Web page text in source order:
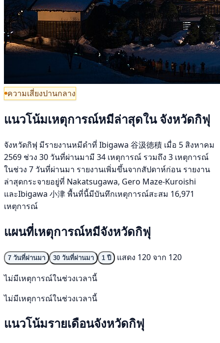
ความเสี่ยงปานกลาง
แนวโน้มเหตุการณ์หมีล่าสุดใน จังหวัดกิฟุ
จังหวัดกิฟุ มีรายงานหมีดำที่ Ibigawa 谷汲徳積 เมื่อ 5 สิงหาคม
2569 ช่วง 30 วันที่ผ่านมามี 34 เหตุการณ์ รวมถึง 3 เหตุการณ์
ในช่วง 7 วันที่ผ่านมา รายงานเพิ่มขึ้นจากสัปดาห์ก่อน รายงาน
ล่าสุดกระจายอยู่ที่ Nakatsugawa, Gero Maze-Kuroishi
และIbigawa 小津 พื้นที่นี้มีบันทึกเหตุการณ์สะสม 16,971
เหตุการณ์
แผนที่เหตุการณ์หมีจังหวัดกิฟุ
7 วันที่ผ่านมา 30 วันที่ผ่านมา 1 ปี
แสดง 120 จาก 120
ไม่มีเหตุการณ์ในช่วงเวลานี้
ไม่มีเหตุการณ์ในช่วงเวลานี้
แนวโน้มรายเดือนจังหวัดกิฟุ